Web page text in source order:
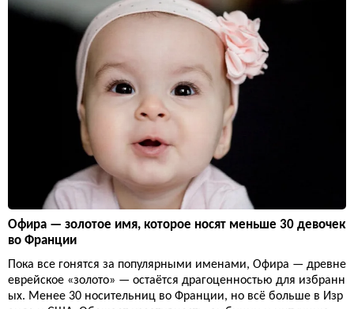
Офира — золотое имя, которое носят меньше 30 девочек
во Франции
Пока все гонятся за популярными именами, Офира — древне
еврейское «золото» — остаётся драгоценностью для избранн
ых. Менее 30 носительниц во Франции, но всё больше в Изр